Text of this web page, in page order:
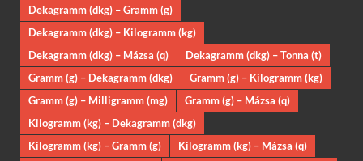
Dekagramm (dkg) – Gramm (g)
Dekagramm (dkg) – Kilogramm (kg)
Dekagramm (dkg) – Mázsa (q)
Dekagramm (dkg) – Tonna (t)
Gramm (g) – Dekagramm (dkg)
Gramm (g) – Kilogramm (kg)
Gramm (g) – Milligramm (mg)
Gramm (g) – Mázsa (q)
Kilogramm (kg) – Dekagramm (dkg)
Kilogramm (kg) – Gramm (g)
Kilogramm (kg) – Mázsa (q)